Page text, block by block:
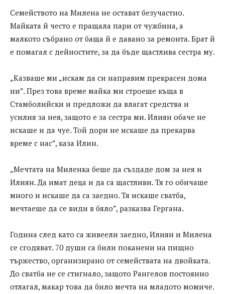
Семейството на Милена не остават безучастно.
Майката й често е пращала пари от чужбина, а
малкото събрано от баща й е давано за ремонта. Брат й
е помагал с дейностите, за да бъде щастлива сестра му.
„Казваше ми „искам да си направим прекрасен дома
ни”. През това време майка ми строеше къща в
Стамболийски и предложи да влагат средства и
усилия за нея, защото е за сестра ми. Илиян обаче не
искаше и да чуе. Той дори не искаше да прекарва
време с нас”, каза Илин.
„Мечтата на Миленка беше да създаде дом за нея и
Илиян. Да имат деца и да са щастливи. Тя го обичаше
много и искаше да са заедно. Тя искаше сватба,
мечтаеше да се види в бяло”, разказва Гергана.
Година след като са живеели заедно, Илиян и Милена
се сгодяват. 70 души са били поканени на пищно
тържество, организирано от семействата на двойката.
До сватба не се стигнало, защото Рангелов постоянно
отлагал, макар това да било мечта на младото момиче.